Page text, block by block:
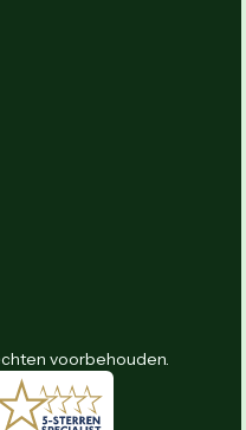
voorbehouden.